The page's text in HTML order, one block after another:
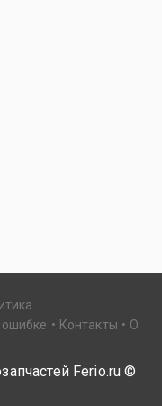
Контакты
О
Ferio.ru ©